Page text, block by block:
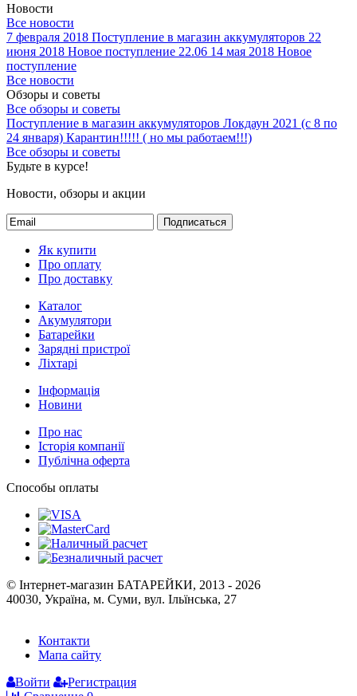
Новости
Все новости
7 февраля 2018 Поступление в магазин аккумуляторов 22
июня 2018 Новое поступление 22.06 14 мая 2018 Новое
поступление
Все новости
Обзоры и советы
Все обзоры и советы
Поступление в магазин аккумуляторов Локдаун 2021 (с 8 по
24 января) Карантин!!!!! ( но мы работаем!!!)
Все обзоры и советы
Будьте в курсе!
Новости, обзоры и акции
Подписаться
Як купити
Про оплату
Про доставку
Каталог
Акумулятори
Батарейки
Зарядні пристрої
Ліхтарі
Інформація
Новини
Про нас
Історія компанії
Публічна оферта
Способы оплаты
© Інтернет-магазин БАТАРЕЙКИ, 2013 - 2026
40030, Україна, м. Суми, вул. Ільїнська, 27
Контакти
Мапа сайту
Войти
Регистрация